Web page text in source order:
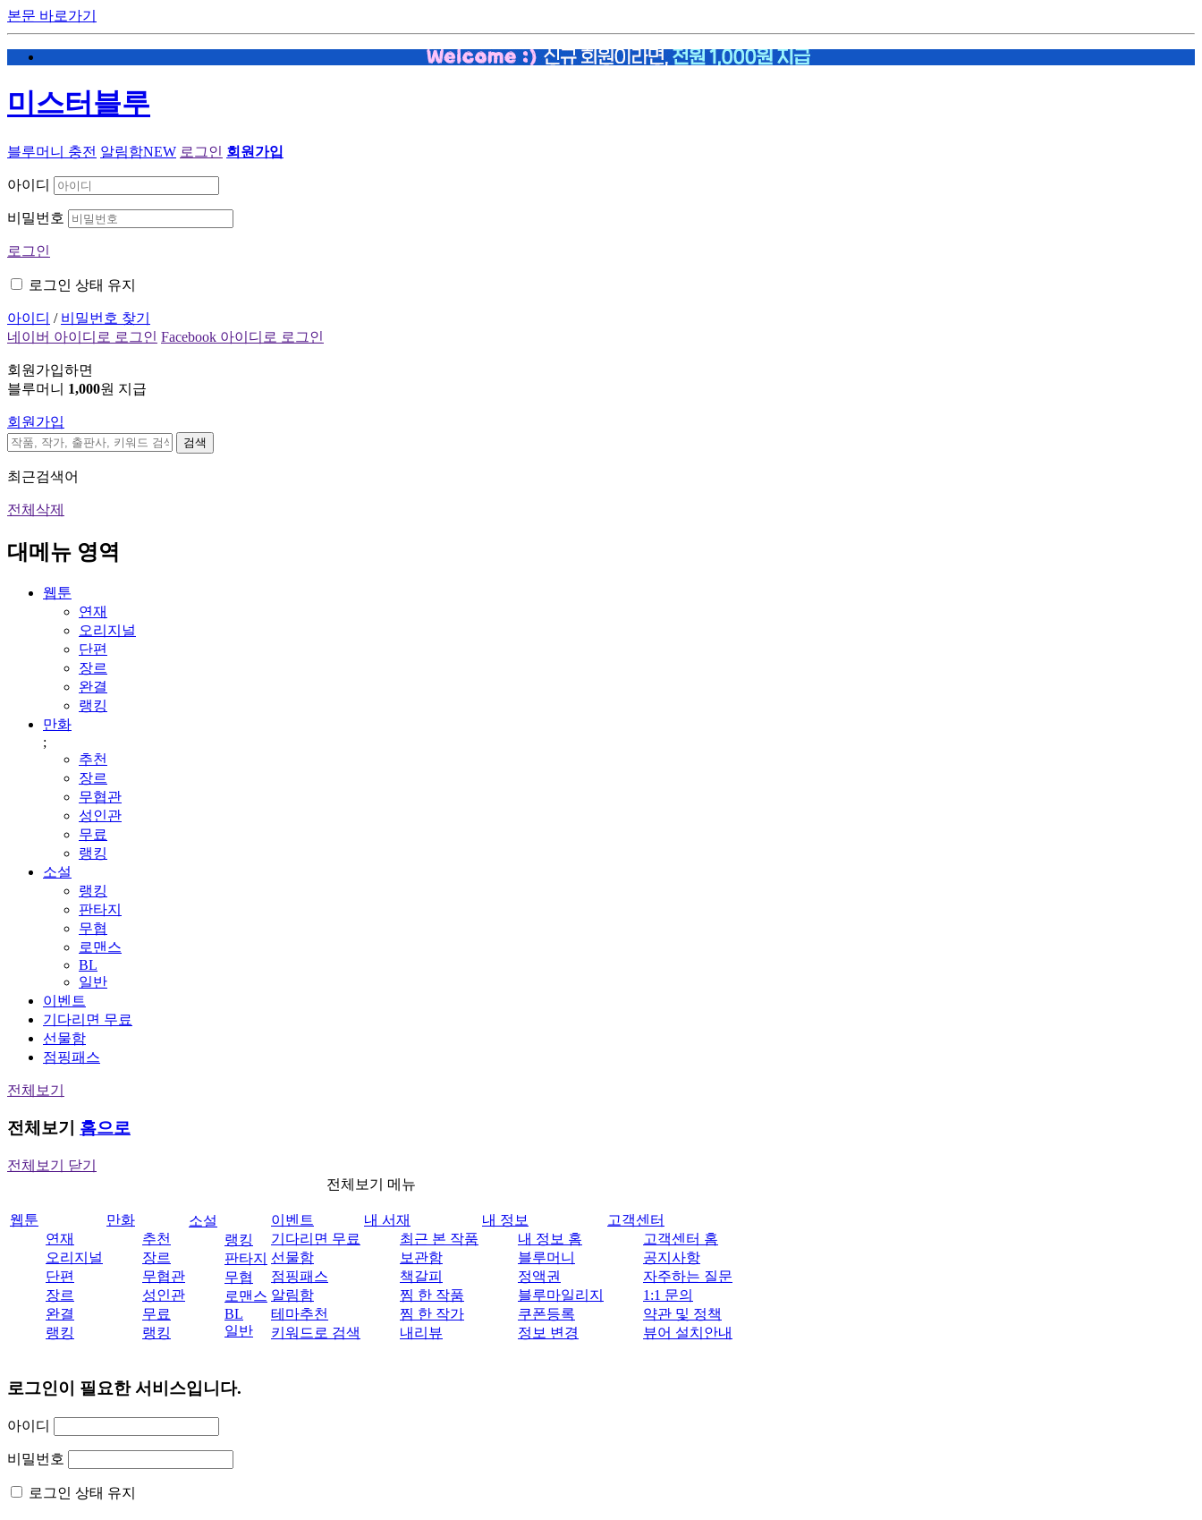
본문 바로가기
미스터블루
블루머니 충전 알림함NEW 로그인 회원가입
아이디
비밀번호
로그인
로그인 상태 유지
아이디 / 비밀번호 찾기
네이버 아이디로 로그인 Facebook 아이디로 로그인
회원가입하면
블루머니 1,000원 지급
회원가입
검색
최근검색어
전체삭제
대메뉴 영역
웹툰
연재
오리지널
단편
장르
완결
랭킹
만화
;
추천
장르
무협관
성인관
무료
랭킹
소설
랭킹
판타지
무협
로맨스
BL
일반
이벤트
기다리면 무료
선물함
점핑패스
전체보기
전체보기 홈으로
전체보기 닫기
전체보기 메뉴
웹툰
연재
오리지널
단편
장르
완결
랭킹
만화
추천
장르
무협관
성인관
무료
랭킹
소설
랭킹
판타지
무협
로맨스
BL
일반
이벤트
기다리면 무료
선물함
점핑패스
알림함
테마추천
키워드로 검색
내 서재
최근 본 작품
보관함
책갈피
찜 한 작품
찜 한 작가
내리뷰
내 정보
내 정보 홈
블루머니
정액권
블루마일리지
쿠폰등록
정보 변경
고객센터
고객센터 홈
공지사항
자주하는 질문
1:1 문의
약관 및 정책
뷰어 설치안내
로그인이 필요한 서비스입니다.
아이디
비밀번호
로그인 상태 유지